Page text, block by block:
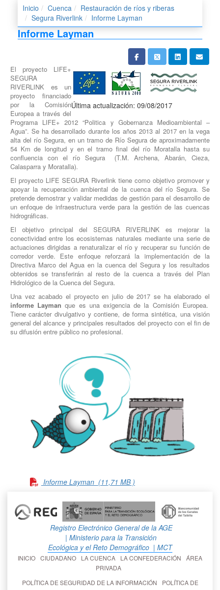
Inicio Cuenca
Restauración de ríos y riberas
Segura Riverlink
Informe Layman
Informe Layman
Última actualización: 09/08/2017
El proyecto LIFE+
SEGURA
RIVERLINK es un
proyecto financiado
por la Comisión
Europea a través del
Programa LIFE+ 2012 “Politica y Gobernanza Medioambiental –
Agua”. Se ha desarrollado durante los años 2013 al 2017 en la vega
alta del río Segura, en un tramo de Río Segura de aproximadamente
54 Km de longitud y en el tramo final del río Moratalla hasta su
confluencia con el río Segura (T.M. Archena, Abarán, Cieza,
Calasparra y Moratalla).
El proyecto LIFE SEGURA Riverlink tiene como objetivo promover y
apoyar la recuperación ambiental de la cuenca del río Segura. Se
pretende demostrar y validar medidas de gestión para el desarrollo de
un enfoque de infraestructura verde para la gestión de las cuencas
hidrográficas.
El objetivo principal del SEGURA RIVERLINK es mejorar la
conectividad entre los ecosistemas naturales mediante una serie de
actuaciones dirigidas a renaturalizar el río y recuperar su función de
corredor verde. Este enfoque reforzará la implementación de la
Directiva Marco del Agua en la cuenca del Segura y los resultados
obtenidos se transferirán al resto de la cuenca a través del Plan
Hidrológico de la Cuenca del Segura.
Una vez acabado el proyecto en julio de 2017 se ha elaborado el
informe Layman que es una exigencia de la Comisión Europea.
Tiene carácter divulgativo y contiene, de forma sintética, una visión
general del alcance y principales resultados del proyecto con el fin de
su difusión entre público no profesional.
Informe Layman (11,71 MB )
Registro Electrónico General de la AGE
| Ministerio para la Transición
Ecológica y el Reto Demográfico | MCT
INICIO CIUDADANO LA CUENCA LA CONFEDERACIÓN
ÁREA
PRIVADA
POLÍTICA DE SEGURIDAD DE LA INFORMACIÓN
POLÍTICA DE